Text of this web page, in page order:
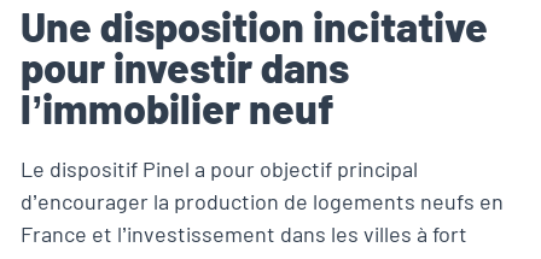
Une disposition incitative
pour investir dans
l’immobilier neuf
Le dispositif Pinel a pour objectif principal
d’encourager la production de logements neufs en
France et l’investissement dans les villes à fort